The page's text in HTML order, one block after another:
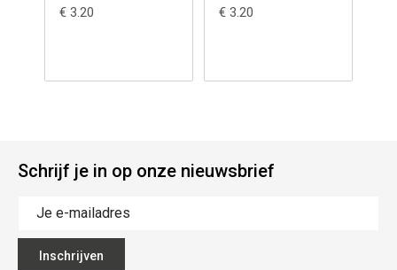
capitatum
€ 3.20
gangeticus
€ 3.20
Schrijf je in op onze nieuwsbrief
Inschrijven